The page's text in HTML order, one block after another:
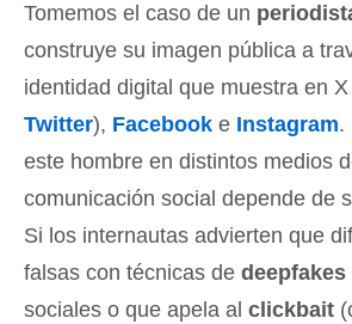
Tomemos el caso de un
construye su imagen pública a
identidad digital que muestra en
Twitter), Facebook e Instagram.
este hombre en distintos medios
comunicación social depende de
Si los internautas advierten que
falsas con técnicas de deepfakes
sociales o que apela al clickbait